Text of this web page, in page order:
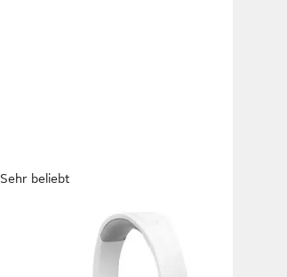
Sehr beliebt
Quantum 100M2 Gaming-Headset
Verbindung